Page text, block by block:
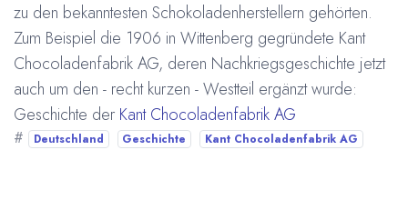
zu den bekanntesten Schokoladenherstellern gehörten.
Zum Beispiel die 1906 in Wittenberg gegründete Kant
Chocoladenfabrik AG, deren Nachkriegsgeschichte jetzt
auch um den - recht kurzen - Westteil ergänzt wurde:
Geschichte der Kant Chocoladenfabrik AG
# Deutschland Geschichte Kant Chocoladenfabrik AG